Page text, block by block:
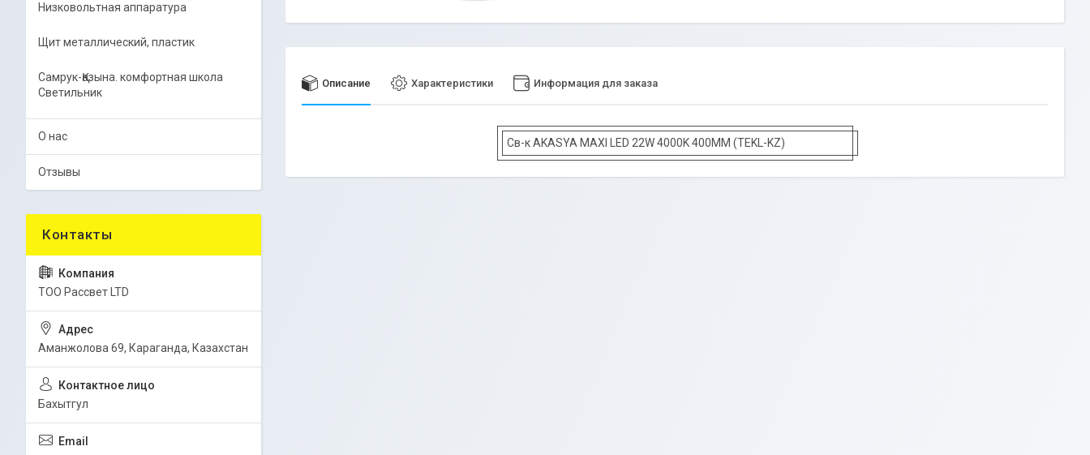
Описание Характеристики Информация для заказа
Св-к AKASYA MAXI LED 22W 4000K 400MM (TEKL-KZ)
Низковольтная аппаратура
Щит металлический, пластик
Самрук-Қазына. комфортная школа
Светильник
О нас
Отзывы
ТОО Рассвет LTD
Аманжолова 69, Караганда, Казахстан
Бахытгул